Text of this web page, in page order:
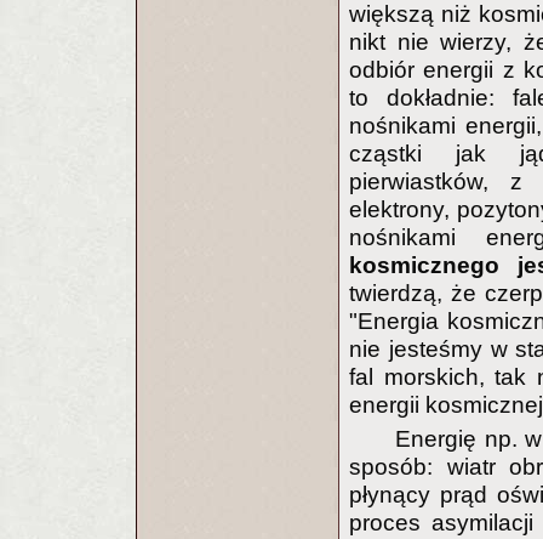
większą niż
nikt nie wierzy,
odbiór energii z
to dokładnie:
nośnikami
cząstki jak
pierwiastków, z
elektrony,
nośnikami
kosmicznego
twierdzą, że
"Energia
nie jesteśmy w
fal morskich, tak
energii
Energię np.
sposób: wiatr
płynący prąd
proces asymilacji